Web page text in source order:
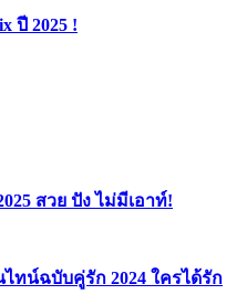
ปี 2025 !
สวย ปัง ไม่มีเอาท์!
ทน์ฉบับคู่รัก 2024 ใครได้รัก